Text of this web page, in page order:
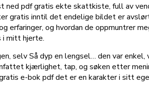
pdf gratis ekte skattkiste, full av
gratis inntil det endelige bildet er
erfaringer, og hvordan de oppmuntrer
i mitt hjerte.
selv Så dyp en lengsel… den var
kjærlighet, tap, og søken etter
e-bok pdf det er en karakter i sitt